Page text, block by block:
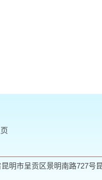
明市呈贡区景明南路727号